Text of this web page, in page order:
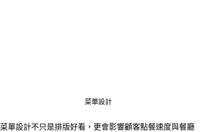
菜單設計
菜單設計不只是排版好看，更會影響顧客點餐速度與餐廳